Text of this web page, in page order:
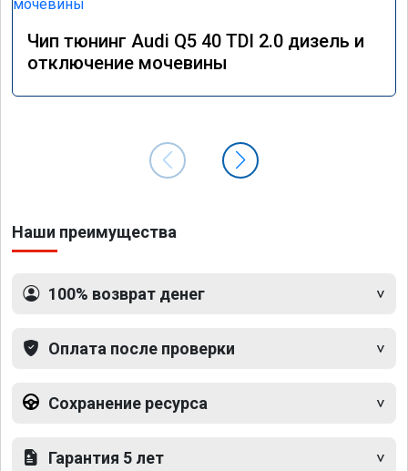
Чип тюнинг Audi Q5 40 TDI 2.0 дизель и
отключение мочевины
Наши преимущества
100% возврат денег
Оплата после проверки
Сохранение ресурса
Гарантия 5 лет